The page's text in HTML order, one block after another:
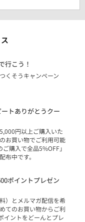
行こう！
くそうキャンペーン
トありがとうクー
円以上ご購入いた
お買い物でご利用可能
購入で全品5%OFF」
布中です。
ポイントプレゼン
）とメルマガ配信を希
てのお買い物からご利
イントをどーんとプレ